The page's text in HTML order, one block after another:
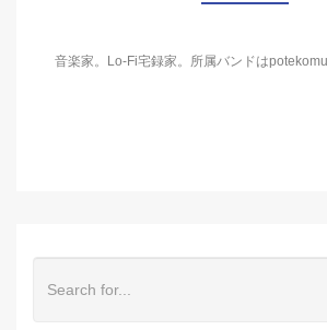
音楽家。Lo-Fi宅録家。所属バンドは